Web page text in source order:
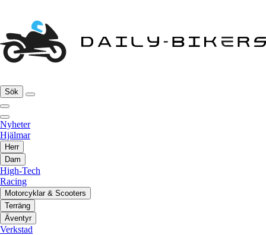
Sök
Nyheter
Hjälmar
Herr
Dam
High-Tech
Racing
Motorcyklar & Scooters
Terräng
Äventyr
Verkstad